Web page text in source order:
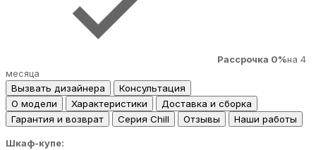
Рассрочка 0%на 4
месяца
Вызвать дизайнера
Консультация
О модели
Характеристики
Доставка и сборка
Гарантия и возврат
Серия Chill Отзывы Наши работы
Шкаф-купе: